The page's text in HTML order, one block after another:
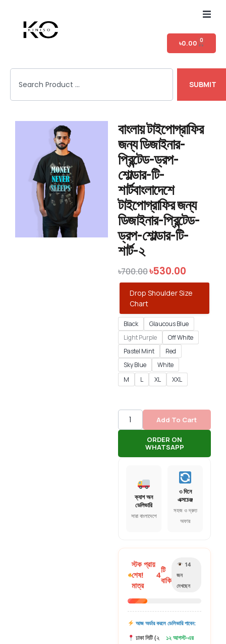
৳0.00 0
SUBMIT
বাংলায় টাইপোগ্রাফির
জন্য ডিজাইনার-
প্রিন্টেড-ড্রপ-
শোল্ডার-টি-
শার্টবাংলাদেশে
টাইপোগ্রাফির জন্য
ডিজাইনার-প্রিন্টেড-
ড্রপ-শোল্ডার-টি-
শার্ট-২
৳700.00৳530.00
Drop Shoulder Size
Chart
Black
Glaucous Blue
Light Purple
Off White
Pastel Mint
Red
Sky Blue
White
M
L XL XXL
Add To Cart
ORDER ON
WHATSAPP
ক্যাশ অন
ডেলিভারি
সারা বাংলাদেশে
৩ দিনে
এক্সচেঞ্জ
সহজ ও দ্রুত
অফার
স্টক প্রায়
শেষ!
মাত্র
4
টি
বাকি
14
জন
দেখছেন
আজ অর্ডার করলে ডেলিভারি পাবেন:
ঢাকা সিটি (২
১২ আগস্ট-এর